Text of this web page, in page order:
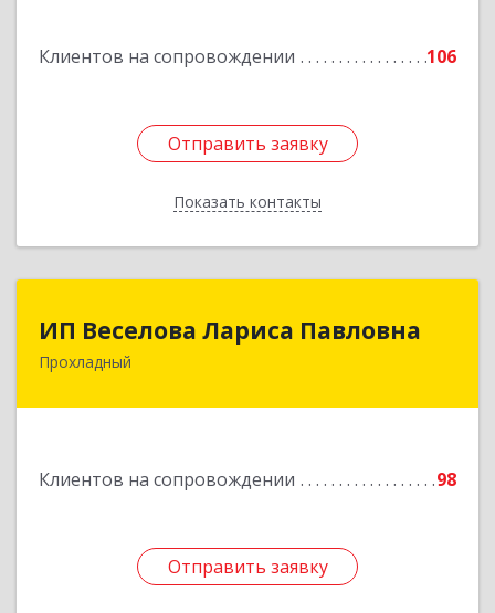
Клиентов на сопровождении 106
Отправить заявку
Показать контакты
Подробнее
Отправить заявку
Назад
ИП Веселова Лариса Павловна
Прохладный
Клиентов на сопровождении 98
Отправить заявку
Отправить заявку